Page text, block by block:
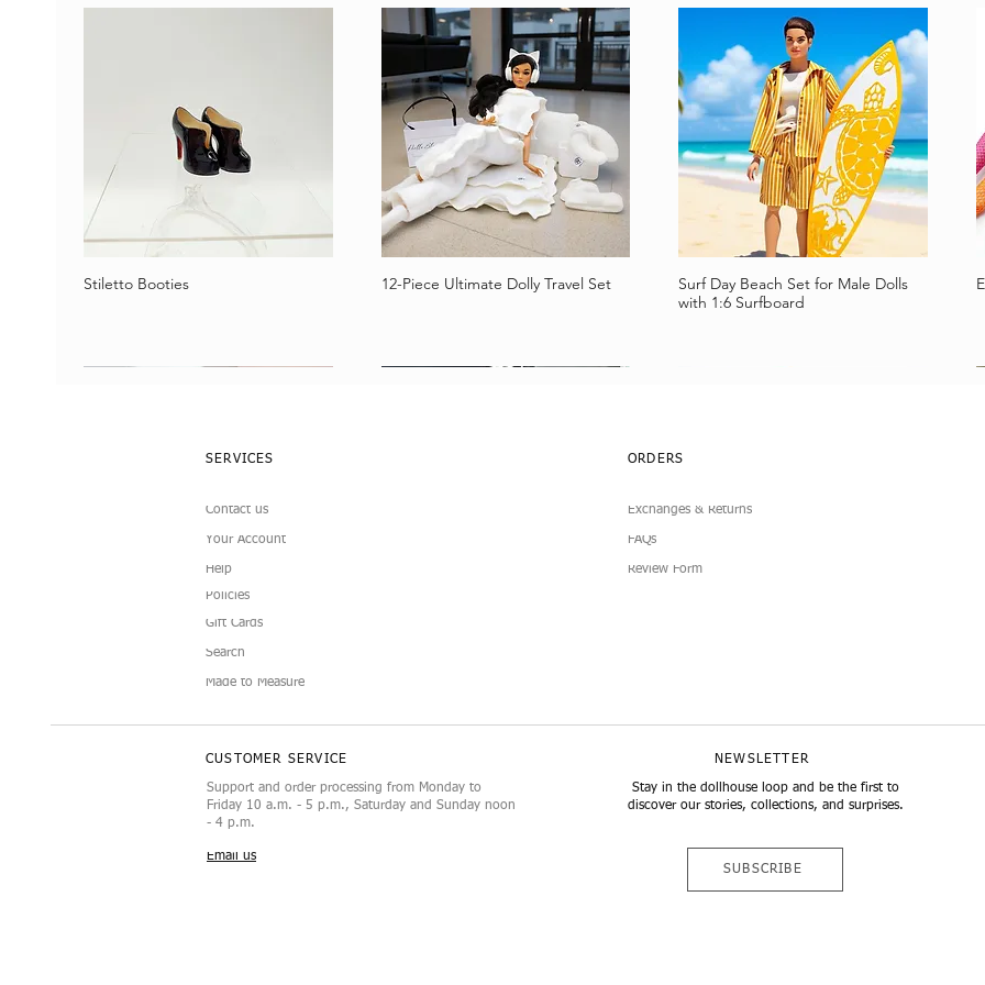
Schnellansicht
Stiletto Booties Schnellansicht
12-Piece Ultimate Dolly Travel Set Schnellansicht
Surf Day Beach Set for Male Dolls
with 1:6 Surfboard
12‑Inch Doll Accessories
SERVICES
Contact us
Your Account
Help
Policies
Gift Cards
Search
Made to Measure
ORDERS
Exchanges & Returns
FAQs
Review Form
CUSTOMER SERVICE
Support and order processing from Monday to
Friday 10 a.m. - 5 p.m., Saturday and Sunday noon
- 4 p.m.
Email us
NEWSLETTER
Stay in the dollhouse loop and be the first to
discover our stories, collections, and surprises.
SUBSCRIBE